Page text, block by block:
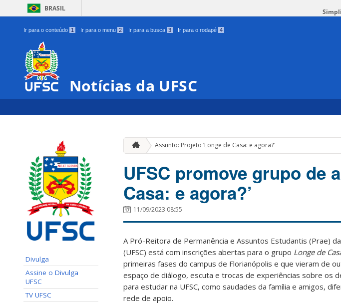
BRASIL
Ir para o conteúdo 1 Ir para o menu 2 Ir para a busca 3 Ir para o rodapé 4
Notícias da UFSC
Divulga
Assine o Divulga
UFSC
TV UFSC
Assunto: Projeto ‘Longe de Casa: e agora?’
UFSC promove grupo de
Casa: e agora?’
11/09/2023 08:55
A Pró-Reitora de Permanência e Assuntos Estudantis (Prae)
(UFSC) está com inscrições abertas para o grupo Longe de
primeiras fases do campus de Florianópolis e que vieram de
espaço de diálogo, escuta e trocas de experiências sobre os
para estudar na UFSC, como saudades da família e amigos,
rede de apoio.